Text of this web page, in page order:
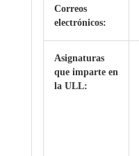
Correos
electrónicos:
Asignaturas
que imparte en
la ULL: